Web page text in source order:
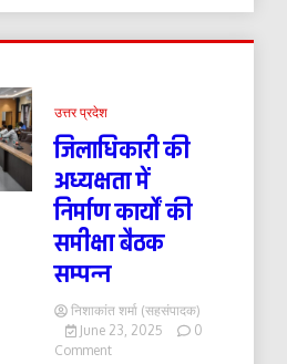
उत्तर प्रदेश
जिलाधिकारी की
अध्यक्षता में
निर्माण कार्यों की
समीक्षा बैठक
सम्पन्न
निशाकांत शर्मा (सहसंपादक)
June 23, 2025
0
Commenton